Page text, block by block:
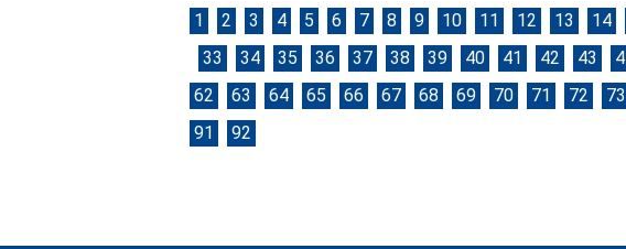
1 2 3 4 5 6 7 8 9 10 11 12 13 14
33
34 35 36 37 38 39 40 41 42 43
62
63 64 65 66 67 68 69 70 71 72 73
91
92